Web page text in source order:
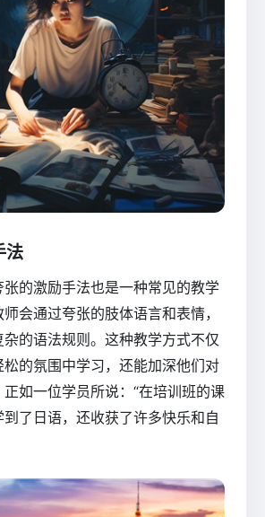
法
的激励手法也是一种常见的教学
会通过夸张的肢体语言和表情，
的语法规则。这种教学方式不仅
的氛围中学习，还能加深他们对
如一位学员所说：“在培训班的课
了日语，还收获了许多快乐和自